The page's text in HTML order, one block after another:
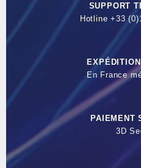
SUPPORT
Hotline +33
En France
PAIEMENT
3D